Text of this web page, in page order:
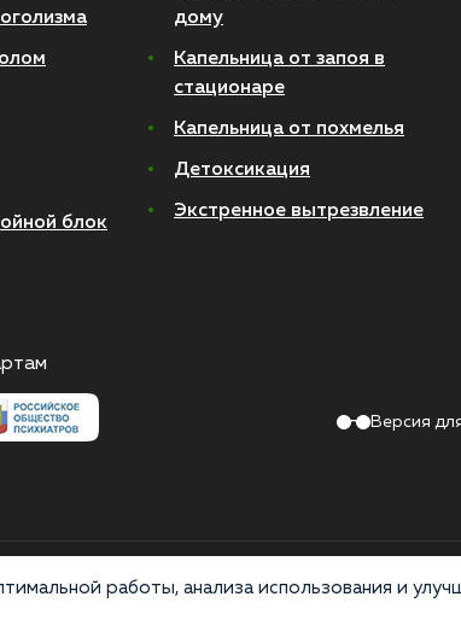
блок
дому
Капельница от запоя в
стационаре
Капельница от похмелья
Детоксикация
Экстренное вытрезвление
Версия
Политика
работы, анализа использования и